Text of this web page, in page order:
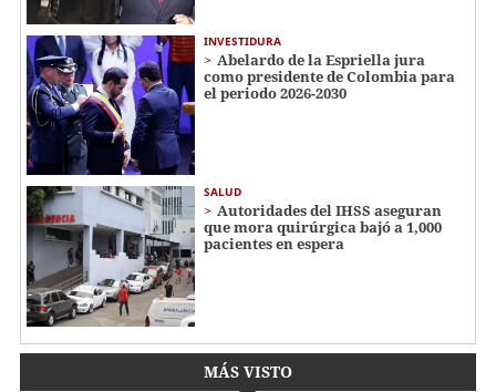
INVESTIDURA
Abelardo de la Espriella jura
como presidente de Colombia para
el periodo 2026-2030
SALUD
Autoridades del IHSS aseguran
que mora quirúrgica bajó a 1,000
pacientes en espera
MÁS VISTO